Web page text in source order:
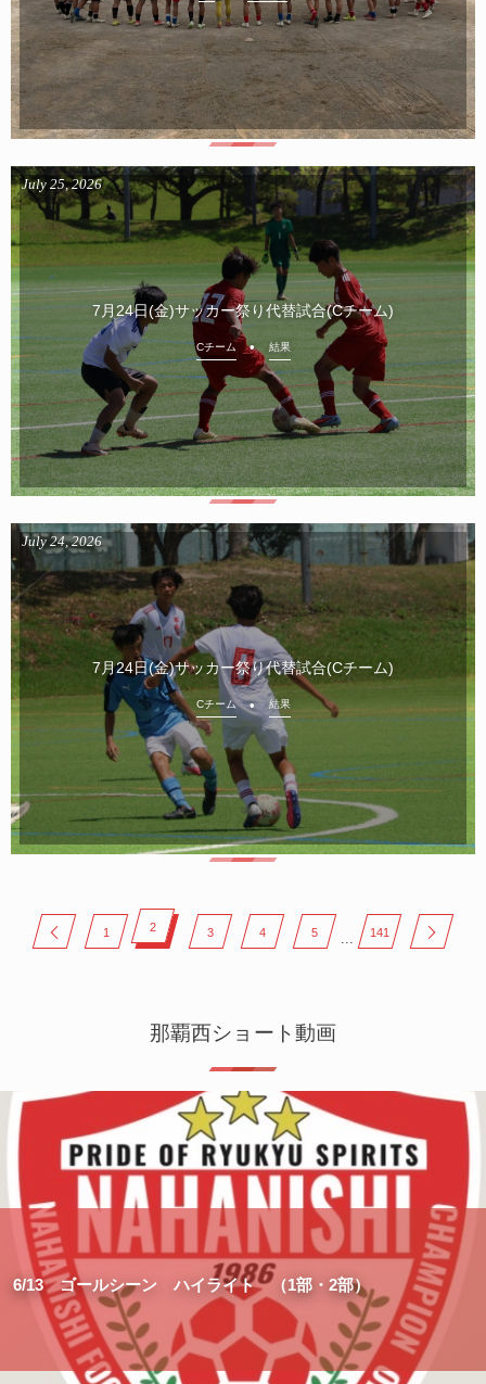
7月24日(金)サッカー祭り代替試合(Cチーム)
July 25,2026
Cチーム 結果
7月24日(金)サッカー祭り代替試合(Cチーム)
July 24,2026
Cチーム 結果
1 2 3 4 5 ... 141
那覇西ショート動画
6/13 ゴールシーン ハイライト （1部・2部）